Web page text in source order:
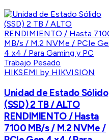
HIKSEMI by HIKVISION
Unidad de Estado Sólido
(SSD) 2 TB / ALTO
RENDIMIENTO / Hasta
7100 MB/s / M.2 NVMe /